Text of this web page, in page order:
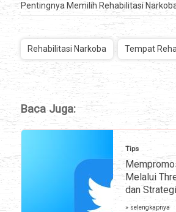
Pentingnya Memilih Rehabilitasi
Rehabilitasi Narkoba Tempat
Baca Juga:
Tips
Melalui
dan
» selengkapnya